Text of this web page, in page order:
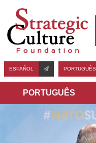
ESPAÑOL PORTUGUÊS
PORTUGUÊS